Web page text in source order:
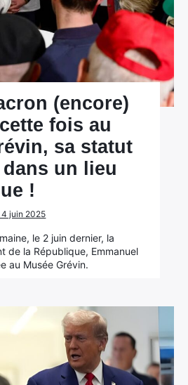
(encore)
fois au
sa statut
un lieu
!
4 juin 2025
le 2 juin dernier, la
de la République, Emmanuel
au Musée Grévin.